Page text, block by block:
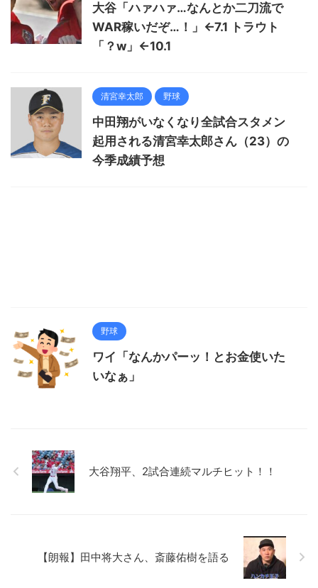
大谷「ハァハァ…なんとか二刀流で
WAR稼いだぞ…！」←7.1 トラウト
「？w」←10.1
清宮幸太郎 野球
中田翔がいなくなり全試合スタメン
起用される清宮幸太郎さん（23）の
今季成績予想
野球
ワイ「なんかパーッ！とお金使いた
いなぁ」
大谷翔平、2試合連続マルチヒット！！
【朗報】田中将大さん、斎藤佑樹を語る